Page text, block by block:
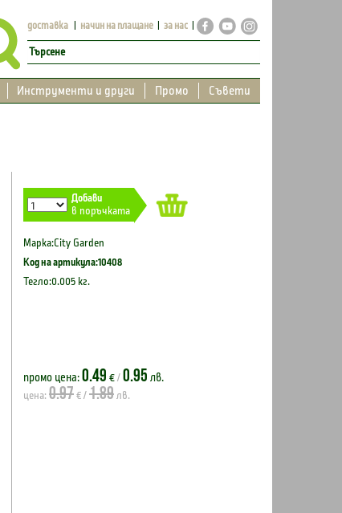
доставка начин на плащане за нас
Инструменти и други Промо Съвети
Добави
в поръчката
Марка:City Garden
Код на артикула:10408
Тегло:0.005 кг.
промо цена: 0.49 € / 0.95 лв.
цена: 0.97 € / 1.89 лв.